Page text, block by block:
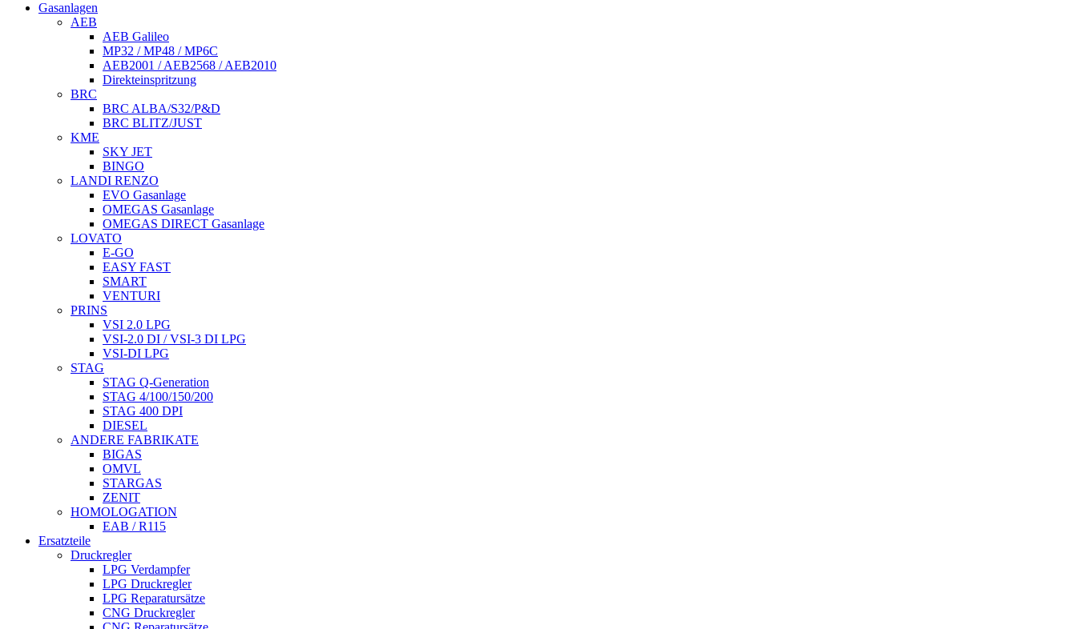
Gasanlagen
AEB
AEB Galileo
MP32 / MP48 / MP6C
AEB2001 / AEB2568 / AEB2010
Direkteinspritzung
BRC
BRC ALBA/S32/P&D
BRC BLITZ/JUST
KME
SKY JET
BINGO
LANDI RENZO
EVO Gasanlage
OMEGAS Gasanlage
OMEGAS DIRECT Gasanlage
LOVATO
E-GO
EASY FAST
SMART
VENTURI
PRINS
VSI 2.0 LPG
VSI-2.0 DI / VSI-3 DI LPG
VSI-DI LPG
STAG
STAG Q-Generation
STAG 4/100/150/200
STAG 400 DPI
DIESEL
ANDERE FABRIKATE
BIGAS
OMVL
STARGAS
ZENIT
HOMOLOGATION
EAB / R115
Ersatzteile
Druckregler
LPG Verdampfer
LPG Druckregler
LPG Reparatursätze
CNG Druckregler